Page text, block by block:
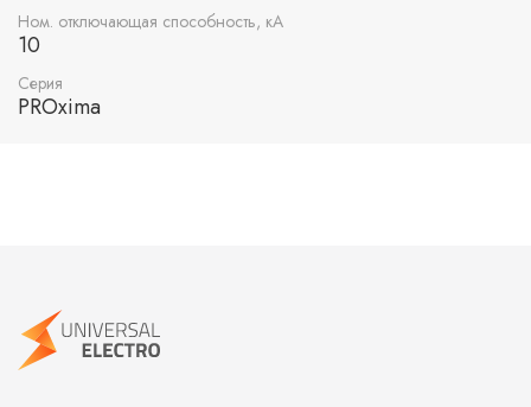
Ном. отключающая способность, кА
10
Серия
PROxima